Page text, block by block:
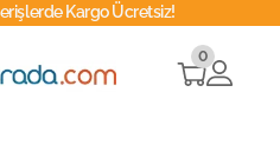
Kargo Ücretsiz!
0